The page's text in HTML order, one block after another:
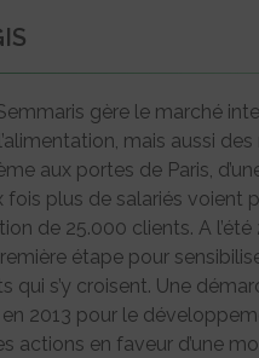
gère le marché
mais aussi
aux portes de Paris,
fois plus de salariés
de 25.000 clients. A
première étape pour
qui s’y croisent. Une
2013 pour le
actions en faveur d’une